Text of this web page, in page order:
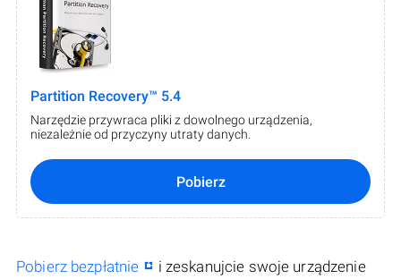
Partition Recovery™ 5.4
Narzędzie przywraca pliki z dowolnego urządzenia,
niezależnie od przyczyny utraty danych.
Pobierz
Pobierz bezpłatnie
i zeskanujcie swoje urządzenie